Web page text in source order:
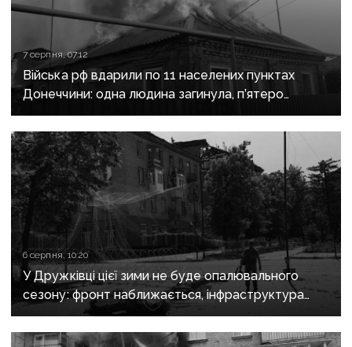
7 серпня, 07:12
Війська рф вдарили по 11 населених пунктах
Донеччини: одна людина загинула, п’ятеро
поранені
6 серпня, 10:20
У Дружківці цієї зими не буде опалювального
сезону: фронт наближається, інфраструктура
критично зруйнована